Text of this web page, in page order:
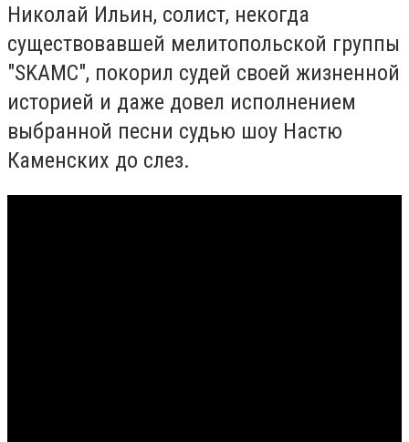
Николай Ильин, солист, некогда
существовавшей мелитопольской группы
"SKAMC", покорил судей своей жизненной
историей и даже довел исполнением
выбранной песни судью шоу Настю
Каменских до слез.